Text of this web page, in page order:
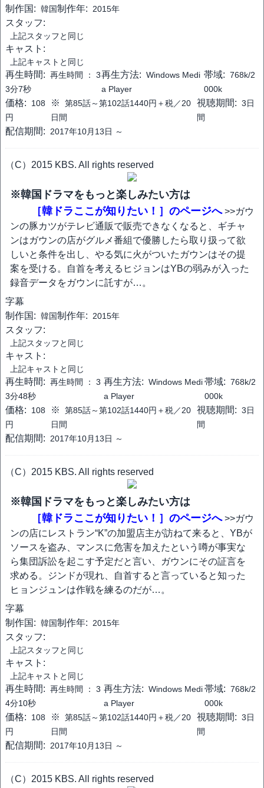
制作国: 韓国制作年: 2015年
スタッフ:
上記スタッフと同じ
キャスト:
上記キャストと同じ
再生時間: 再生時間 ： 3
3分7秒
再生方法: Windows Medi
a Player
帯域: 768k/2
000k
価格:
108
円
※
第85話～第102話1440円＋税／20
日間
視聴期間: 3日
間
配信期間: 2017年10月13日 ～
（C）2015 KBS. All rights reserved
※韓国ドラマをもっと楽しみたい方は
［韓ドラここが知りたい！］のページへ>>ガウ
ンの豚カツがテレビ通販で販売できなくなると、ギチャ
ンはガウンの店がグルメ番組で優勝したら取り扱って欲
しいと条件を出し、やる気に火がついたガウンはその提
案を受ける。自首を考えるヒジョンはYBの弱みが入った
録音データをガウンに託すが…。
字幕
制作国: 韓国制作年: 2015年
スタッフ:
上記スタッフと同じ
キャスト:
上記キャストと同じ
再生時間: 再生時間 ： 3
3分48秒
再生方法: Windows Medi
a Player
帯域: 768k/2
000k
価格:
108
円
※
第85話～第102話1440円＋税／20
日間
視聴期間: 3日
間
配信期間: 2017年10月13日 ～
（C）2015 KBS. All rights reserved
※韓国ドラマをもっと楽しみたい方は
［韓ドラここが知りたい！］のページへ>>ガウ
ンの店にレストラン“K”の加盟店主が訪ねて来ると、YBが
ソースを盗み、マンスに危害を加えたという噂が事実な
ら集団訴訟を起こす予定だと言い、ガウンにその証言を
求める。ジンドが現れ、自首すると言っていると知った
ヒョンジュンは作戦を練るのだが…。
字幕
制作国: 韓国制作年: 2015年
スタッフ:
上記スタッフと同じ
キャスト:
上記キャストと同じ
再生時間: 再生時間 ： 3
4分10秒
再生方法: Windows Medi
a Player
帯域: 768k/2
000k
価格:
108
円
※
第85話～第102話1440円＋税／20
日間
視聴期間: 3日
間
配信期間: 2017年10月13日 ～
（C）2015 KBS. All rights reserved